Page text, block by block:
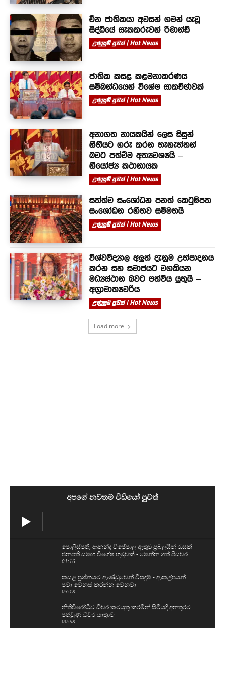
චීන ජාතිකයා අවසන් ගමන් යැවූ
සිද්ධියේ සැකකරුවන් රිමාන්ඩ්
උණුසුම් පුවත් | Hot News
ජාතික කසළ කළමනාකරණය
සම්බන්ධයෙන් විශේෂ සාකච්ඡාවක්
උණුසුම් පුවත් | Hot News
අනාගත නායකයින් ලෙස සිසුන්
නීතියට ගරු කරන තැනැත්තන්
බවට පත්වීම අත්‍යවශ්‍යයි –
නියෝජ්‍ය කථානායක
උණුසුම් පුවත් | Hot News
සත්ත්ව සංශෝධන පනත් කෙටුම්පත
සංශෝධන රහිතව සම්මතයි
උණුසුම් පුවත් | Hot News
විශ්වවිද්‍යාල අලුත් දැනුම උත්පාදනය
කරන සහ සමාජයට වගකියන
මධ්‍යස්ථාන බවට පත්විය යුතුයි –
අග්‍රාමාත්‍යවරිය
උණුසුම් පුවත් | Hot News
Load more
අපගේ නවතම වීඩියෝ පුවත්
පොලිස්පති, ආනන්ද විජේපාල ඇතුළු ප්‍රබලයින් රැසක්
ජනපති සමඟ විශේෂ හමුවක් - මෙන්න ගත් පියවර
01:16
කසළ ප්‍රශ්නයට ආණ්ඩුවෙන් විසඳුම් - ආකල්පයන්
පවා වෙනස් කරන්න වෙනවා
03:18
නීතිවිරෝධීව ධීවර කටයුතු කරමින් සිටියදී අනතුරට
පත්වුණු ධීවර යාත්‍රාව
00:58